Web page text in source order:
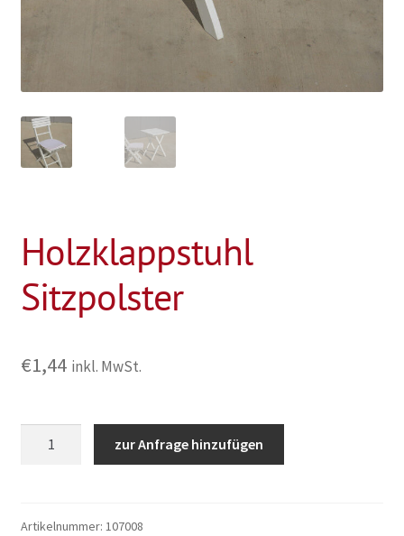
Holzklappstuhl
Sitzpolster
€1,44 inkl. MwSt.
zur Anfrage hinzufügen
Artikelnummer: 107008